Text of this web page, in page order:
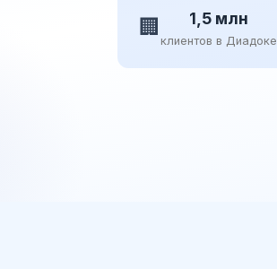
🏢 1,5 млн
клиентов в Диадоке